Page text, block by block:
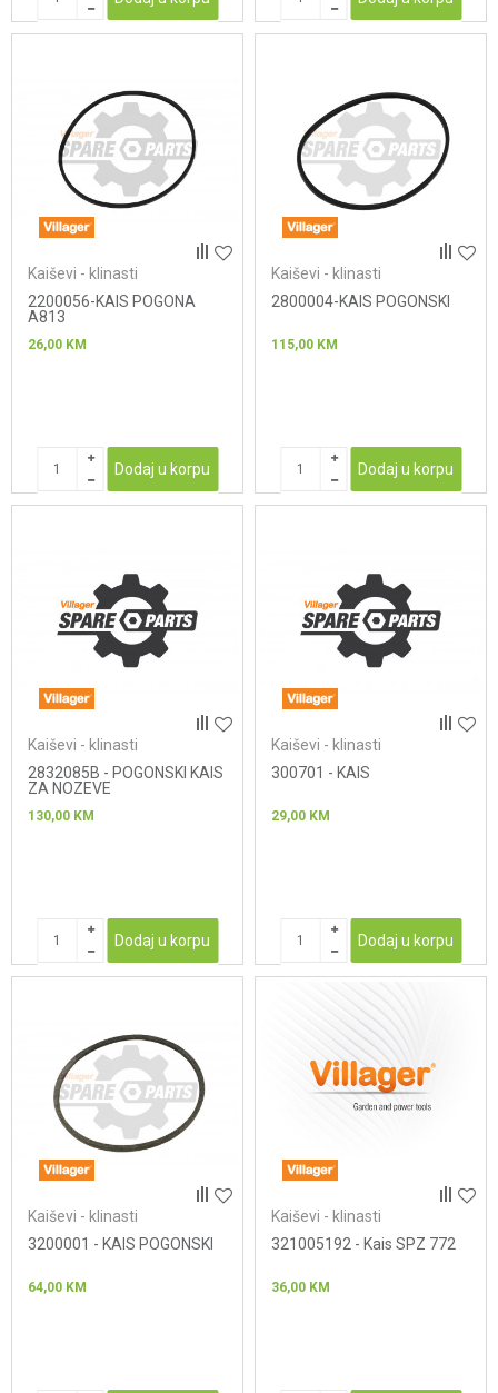
Kaiševi - klinasti
2200056-KAIS POGONA
A813
26,00 KM
Dodaj u korpu
Kaiševi - klinasti
2800004-KAIS POGONSKI
115,00 KM
Dodaj u korpu
Kaiševi - klinasti
2832085B - POGONSKI KAIS
ZA NOZEVE
130,00 KM
Dodaj u korpu
Kaiševi - klinasti
300701 - KAIS
29,00 KM
Dodaj u korpu
Kaiševi - klinasti
3200001 - KAIS POGONSKI
64,00 KM
Kaiševi - klinasti
321005192 - Kais SPZ 772
36,00 KM